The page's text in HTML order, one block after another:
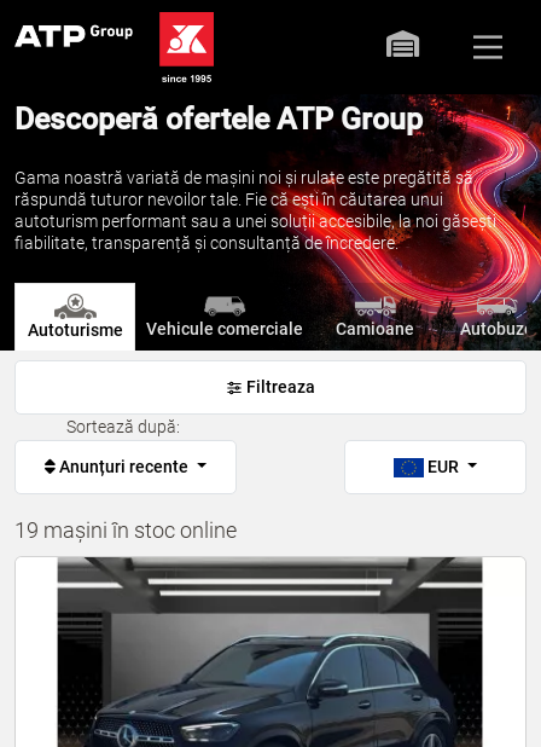
Descoperă ofertele ATP Group
Gama noastră variată de mașini noi și rulate este pregătită să
răspundă tuturor nevoilor tale. Fie că ești în căutarea unui
autoturism performant sau a unei soluții accesibile, la noi găsești
fiabilitate, transparență și consultanță de încredere.
Autoturisme Vehicule comerciale Camioane Autobuze
Filtreaza
Sortează după:
Anunțuri recente EUR
19 mașini în stoc online